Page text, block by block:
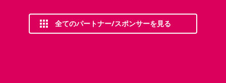
全てのパートナー/スポンサーを見る